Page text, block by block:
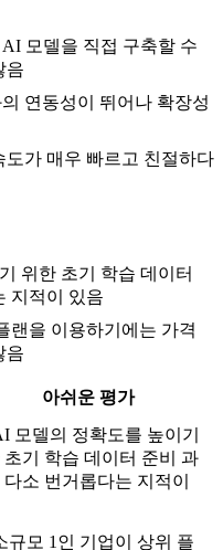
모델을 직접 구축할 수
음
연동성이 뛰어나 확장성
도가 매우 빠르고 친절하다
위한 초기 학습 데이터
지적이 있음
랜을 이용하기에는 가격
음
아쉬운 평가
모델의 정확도를 높이기
초기 학습 데이터 준비 과
다소 번거롭다는 지적이
규모 1인 기업이 상위 플